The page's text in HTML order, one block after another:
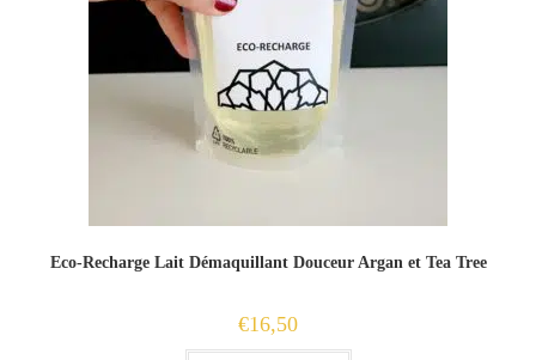
Eco-Recharge Lait Démaquillant Douceur Argan et Tea Tree
€16,50